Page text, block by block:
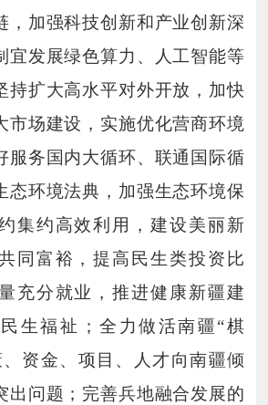
，加强科技创新和产业创新深
宜发展绿色算力、人工智能等
持扩大高水平对外开放，加快
市场建设，实施优化营商环境
服务国内大循环、联通国际循
态环境法典，加强生态环境保
集约高效利用，建设美丽新
同富裕，提高民生类投资比
充分就业，推进健康新疆建
生福祉；全力做活南疆“棋
资金、项目、人才向南疆倾
出问题；完善兵地融合发展的